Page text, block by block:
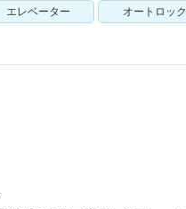
エレベーター オートロック